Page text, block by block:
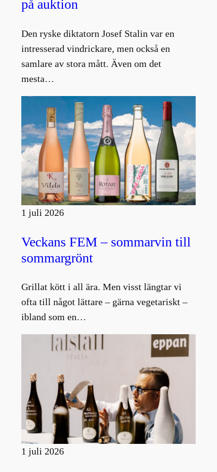
på auktion
Den ryske diktatorn Josef Stalin var en
intresserad vindrickare, men också en
samlare av stora mått. Även om det
mesta…
1 juli 2026
Veckans FEM – sommarvin till
sommargrönt
Grillat kött i all ära. Men visst längtar vi
ofta till något lättare – gärna vegetariskt –
ibland som en…
1 juli 2026